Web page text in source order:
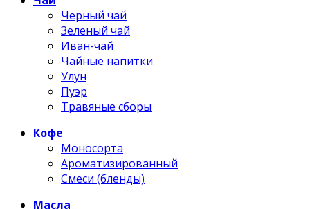
Черный чай
Зеленый чай
Иван-чай
Чайные напитки
Улун
Пуэр
Травяные сборы
Кофе
Моносорта
Ароматизированный
Смеси (бленды)
Масла